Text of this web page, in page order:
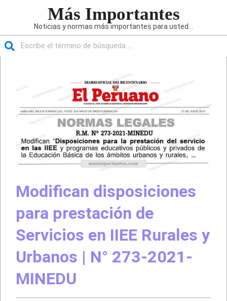
Más Importantes
Noticias y normas más importantes para usted...
navegación
Modifican disposiciones
para prestación de
Servicios en IIEE Rurales y
Urbanos | N° 273-2021-
MINEDU